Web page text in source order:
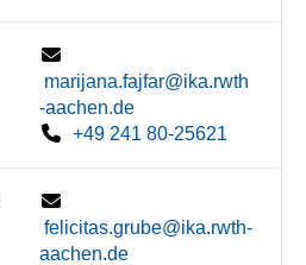
marijana.fajfar@ika.rwth
-aachen.de
+49 241 80-25621
felicitas.grube@ika.rwth-
aachen.de